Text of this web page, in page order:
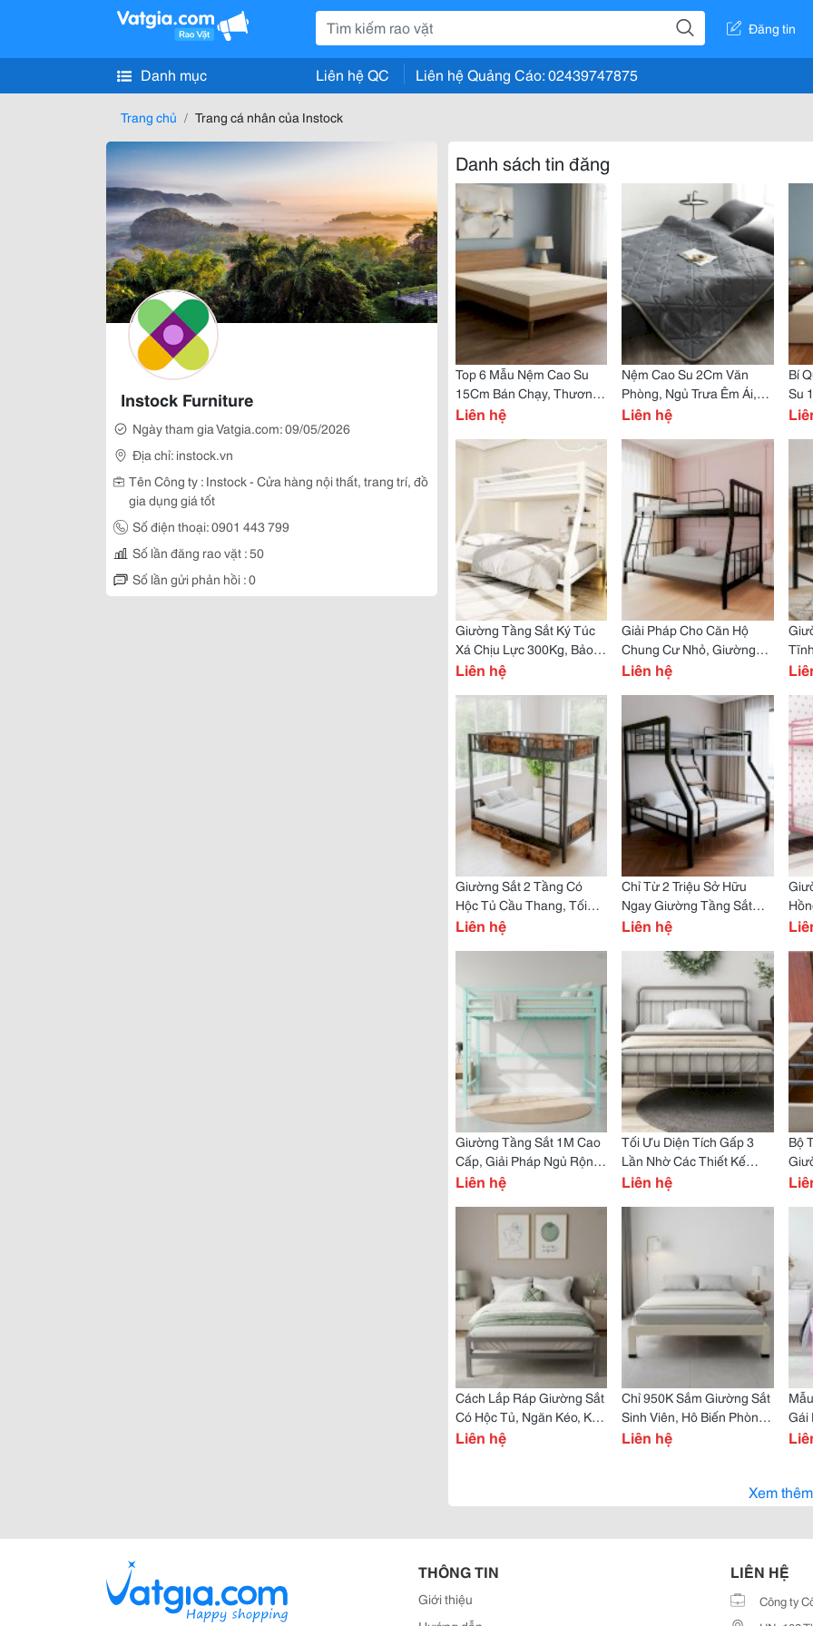
Đăng tin
Danh mục Liên hệ QC Liên hệ Quảng Cáo: 02439747875
Trang chủ Trang cá nhân của Instock
Instock Furniture
Ngày tham gia Vatgia.com: 09/05/2026
Địa chỉ: instock.vn
Tên Công ty : Instock - Cửa hàng nội thất, trang trí, đồ
gia dụng giá tốt
Số điện thoại: 0901 443 799
Số lần đăng rao vặt : 50
Số lần gửi phản hồi : 0
Danh sách tin đăng
Top 6 Mẫu Nệm Cao Su
15Cm Bán Chạy, Thương
Hiệu Uy Tín, Bền Bỉ Vượt
Liên hệ
Nệm Cao Su 2Cm Văn
Phòng, Ngủ Trưa Êm Ái,
Nạp Lại Năng Lượng
Liên hệ
Bí
Su
Giường Tầng Sắt Ký Túc
Xá Chịu Lực 300Kg, Bảo
Hành Hậu Mãi 1 Năm
Liên hệ
Giải Pháp Cho Căn Hộ
Chung Cư Nhỏ, Giường
Tầng Sắt Người Lớn Tích
Liên hệ
Giường Sắt 2 Tầng Có
Hộc Tủ Cầu Thang, Tối
Ưu Không Gian Sống Hiện
Liên hệ
Chỉ Từ 2 Triệu Sở Hữu
Ngay Giường Tầng Sắt
Hộp Vuông Vắn, Đẹp Bền
Liên hệ
Giường Tầng Sắt 1M Cao
Cấp, Giải Pháp Ngủ Rộng
Rãi Cho Phòng Hẹp
Liên hệ
Tối Ưu Diện Tích Gấp 3
Lần Nhờ Các Thiết Kế
Giường Sắt Đa Năng Này
Liên hệ
Bộ
Cách Lắp Ráp Giường Sắt
Có Hộc Tủ, Ngăn Kéo, Kéo
Trượt Êm Ái, Không Lo
Liên hệ
Chỉ 950K Sắm Giường Sắt
Sinh Viên, Hô Biến Phòng
Trọ 10M² Đẹp Như Phim
Liên hệ
Gái
Xem thêm
THÔNG TIN
Giới thiệu
LIÊN HỆ
Công ty